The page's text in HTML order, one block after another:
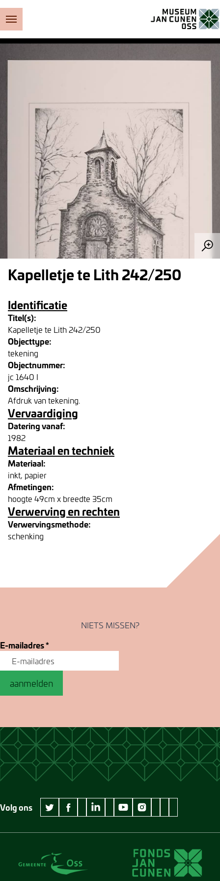
Kapelletje te Lith 242/250
Identificatie
Titel(s):
Kapelletje te Lith 242/250
Objecttype:
tekening
Objectnummer:
jc 1640 I
Omschrijving:
Afdruk van tekening.
Vervaardiging
Datering vanaf:
1982
Materiaal en techniek
Materiaal:
inkt, papier
Afmetingen:
hoogte 49cm x breedte 35cm
Verwerving en rechten
Verwervingsmethode:
schenking
NIETS MISSEN?
E-mailadres*
aanmelden
Volg ons
twitter Museum Jan Cunen
facebook Museum Jan Cunen
wikipedia Museum Jan Cunen
linkedin Museum Jan Cunen
googleplus Museum Jan Cunen
youtube Museum Jan Cunen
instagram Museum